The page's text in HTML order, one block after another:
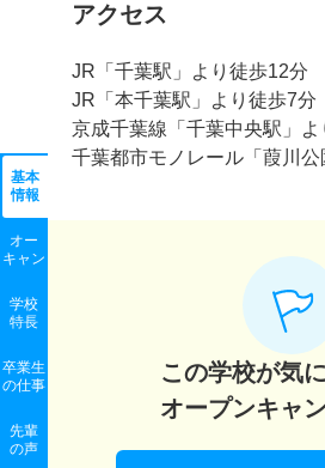
基本
情報
オー
キャン
学校
特長
卒業生
の仕事
先輩
の声
アクセス
JR「千葉駅」より徒歩12分
JR「本千葉駅」より徒歩7分
京成千葉線「千葉中央駅」よ
千葉都市モノレール「葭川
この学校が気
オープンキャ